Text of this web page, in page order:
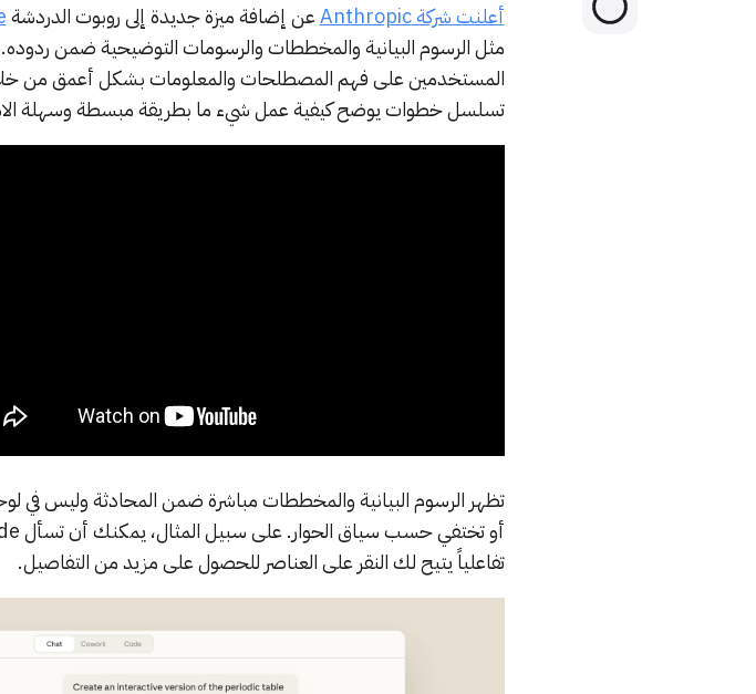
أعلنت شركة Anthropic عن إضافة ميزة جديدة إلى روبوت الدردشة
مثل الرسوم البيانية والمخططات والرسومات التوضيحية ضمن
المستخدمين على فهم المصطلحات والمعلومات بشكل أعمق من
تسلسل خطوات يوضح كيفية عمل شيء ما بطريقة مبسطة وسهلة
تظهر الرسوم البيانية والمخططات مباشرة ضمن المحادثة وليس في
تفاعلياً يتيح لك النقر على العناصر للحصول على مزيد من التفاصيل.